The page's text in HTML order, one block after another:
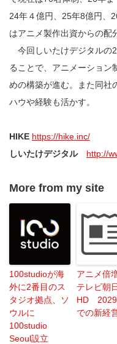
24年４億円、25年8億円、
はアニメ製作出資からの配
今回しいたけデジタルの
ることで、アニメーション
めの構築が進む。また同社
ハウや経験も活かす。
HIKE https://hike.inc/
しいたけデジタル
http://
More from my site
100studioが海
外に2番目のス
タジオ拠点、ソ
ウルに
100studio
Seoul設立
アニメ倍
テレビ朝
HD 2029
での新経